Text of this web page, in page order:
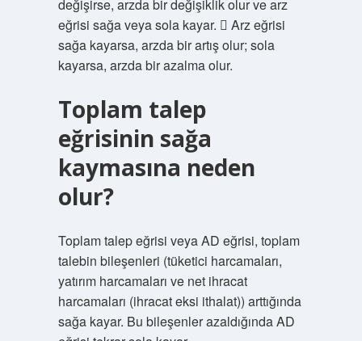
değişirse, arzda bir değişiklik olur ve arz
eğrisi sağa veya sola kayar.  Arz eğrisi
sağa kayarsa, arzda bir artış olur; sola
kayarsa, arzda bir azalma olur.
Toplam talep
eğrisinin sağa
kaymasına neden
olur?
Toplam talep eğrisi veya AD eğrisi, toplam
talebin bileşenleri (tüketici harcamaları,
yatırım harcamaları ve net ihracat
harcamaları (ihracat eksi ithalat)) arttığında
sağa kayar. Bu bileşenler azaldığında AD